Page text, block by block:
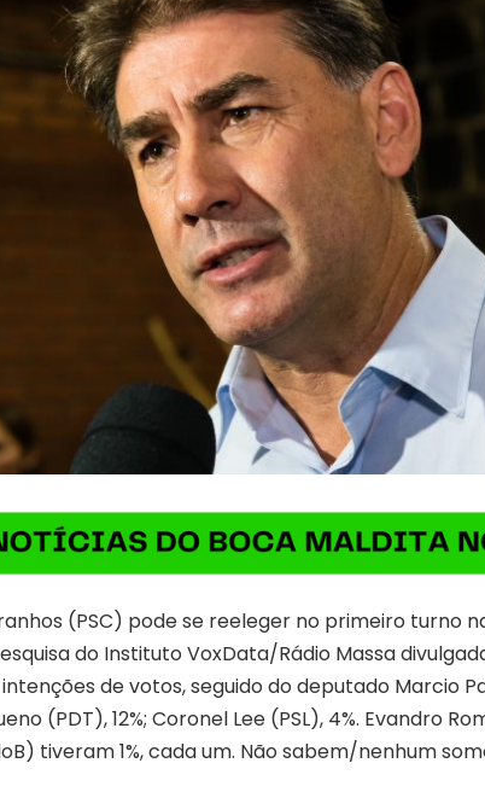
(PSC) pode se reeleger no primeiro turno
do Instituto VoxData/Rádio Massa
de votos, seguido do deputado Marcio
(PDT), 12%; Coronel Lee (PSL), 4%. Evandro
tiveram 1%, cada um. Não sabem/nenhum